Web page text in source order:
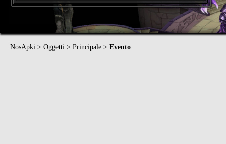
NosApki > Oggetti > Principale > Evento